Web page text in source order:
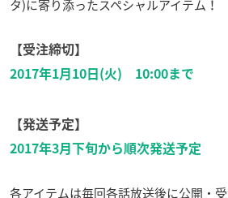
タ)に寄り添ったスペシャルアイテム！
【受注締切】
2017年1月10日(火) 10:00まで
【発送予定】
2017年3月下旬から順次発送予定
各アイテムは毎回各話放送後に公開・受